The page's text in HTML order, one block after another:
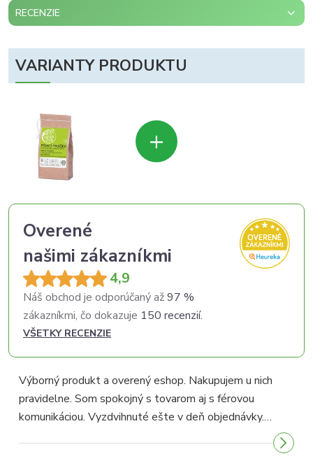
RECENZIE
VARIANTY PRODUKTU
+
Overené
našimi zákazníkmi
4,9
Náš obchod je odporúčaný až97 %
zákazníkmi, čo dokazuje 150 recenzií.
VŠETKY RECENZIE
Výborný produkt a overený eshop. Nakupujem u nich
pravidelne. Som spokojný s tovarom aj s férovou
komunikáciou. Vyzdvihnuté ešte v deň objednávky.